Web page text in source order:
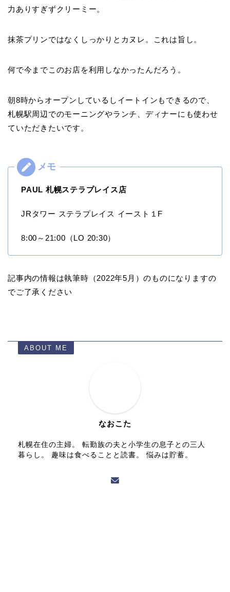
力ありすぎずクリーミー。
抹茶プリンではなくしっかりとカヌレ。これは旨し。
何で今までこのお店を利用しなかったんだろう。
朝8時からオープンしているしイートインもできるので、
札幌駅周辺でのモーニングやランチ、ディナーにも使わせ
ていただきたいです。
PAUL 札幌ステラプレイス店
JRタワー ステラプレイス イースト１F
8:00～21:00（LO 20:30）
記事内の情報は執筆時（2022年5月）のものになりますの
でご了承ください
ABOUT ME
なおこた
札幌在住の主婦。 転勤族の夫と小学生の息子との三人
暮らし。 趣味は食べることと読書。 悩みは貯蓄。